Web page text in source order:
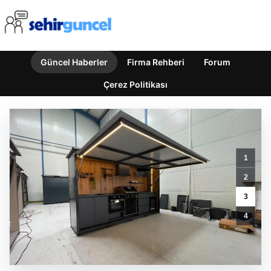
Güncel Haberler Firma Rehberi Forum
Çerez Politikası
1
2
3
4
Ukraynalı
Turist
Ayasofya’da
Ücretsiz
Giriş
Yöntemini
Sosyal
Medyada
Paylaştı